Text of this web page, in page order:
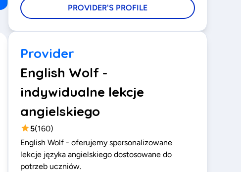
PROVIDER'S PROFILE
Provider
English Wolf -
indywidualne lekcje
angielskiego
5(160)
English Wolf - oferujemy spersonalizowane
lekcje języka angielskiego dostosowane do
potrzeb uczniów.